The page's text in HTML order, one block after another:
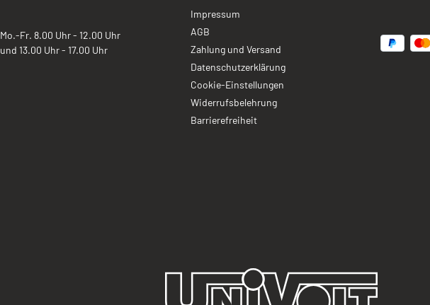
Mo.-Fr. 8.00 Uhr - 12.00 Uhr
und 13.00 Uhr - 17.00 Uhr
Impressum
AGB
Zahlung und Versand
Datenschutzerklärung
Cookie-Einstellungen
Widerrufsbelehrung
Barrierefreiheit